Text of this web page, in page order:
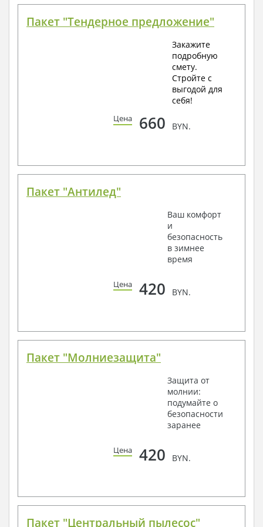
Пакет "Тендерное предложение"
Закажите
подробную
смету.
Стройте с
выгодой для
себя!
Цена 660 BYN.
Пакет "Антилед"
Ваш комфорт
и
безопасность
в зимнее
время
Цена 420 BYN.
Пакет "Молниезащита"
Защита от
молнии:
подумайте о
безопасности
заранее
Цена 420 BYN.
Пакет "Центральный пылесос"